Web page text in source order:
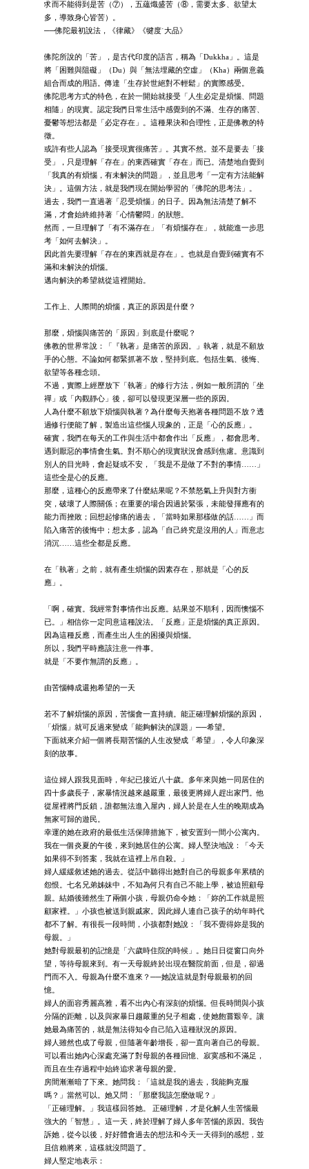
求而不能得到是苦（⑦），五蘊熾盛苦（⑧，需要太多、欲望太
多，導致身心皆苦）。
──佛陀最初說法，《律藏》《犍度˙大品》
佛陀所說的「苦」，是古代印度的語言，稱為「Dukkha」。這是
將「困難與阻礙」（Du）與「無法埋藏的空虛」（Kha）兩個意義
組合而成的用語。傳達「生存於世絕對不輕鬆」的實際感受。
佛陀思考方式的特色，在於一開始就接受「人生必定是煩惱、問題
相隨」的現實。認定我們日常生活中感覺到的不滿、生存的痛苦、
憂鬱等想法都是「必定存在」。這種果決和合理性，正是佛教的特
徵。
或許有些人認為「接受現實很痛苦」。其實不然。並不是要去「接
受」，只是理解「存在」的東西確實「存在」而已。清楚地自覺到
「我真的有煩惱，有未解決的問題」，並且思考「一定有方法能解
決」。這個方法，就是我們現在開始學習的「佛陀的思考法」。
過去，我們一直過著「忍受煩惱」的日子。因為無法清楚了解不
滿，才會始終維持著「心情鬱悶」的狀態。
然而，一旦理解了「有不滿存在」「有煩惱存在」，就能進一步思
考「如何去解決」。
因此首先要理解「存在的東西就是存在」。也就是自覺到確實有不
滿和未解決的煩惱。
邁向解決的希望就從這裡開始。
工作上、人際間的煩惱，真正的原因是什麼？
那麼，煩惱與痛苦的「原因」到底是什麼呢？
佛教的世界常說：「『執著』是痛苦的原因。」執著，就是不願放
手的心態。不論如何都緊抓著不放，堅持到底。包括生氣、後悔、
欲望等各種念頭。
不過，實際上經歷放下「執著」的修行方法，例如一般所謂的「坐
禪」或「內觀靜心」後，卻可以發現更深層一些的原因。
人為什麼不願放下煩惱與執著？為什麼每天抱著各種問題不放？透
過修行便能了解，製造出這些惱人現象的，正是「心的反應」。
確實，我們在每天的工作與生活中都會作出「反應」，都會思考。
遇到厭惡的事情會生氣。對不順心的現實狀況會感到焦慮。意識到
別人的目光時，會起疑或不安，「我是不是做了不對的事情……」
這些全是心的反應。
那麼，這種心的反應帶來了什麼結果呢？不禁怒氣上升與對方衝
突，破壞了人際關係；在重要的場合因過於緊張，未能發揮應有的
能力而挫敗；回想起慘痛的過去，「當時如果那樣做的話……」而
陷入痛苦的後悔中；想太多，認為「自己終究是沒用的人」而意志
消沉……這些全都是反應。
在「執著」之前，就有產生煩惱的因素存在，那就是「心的反
應」。
「啊，確實。我經常對事情作出反應。結果並不順利，因而懊惱不
已。」相信你一定同意這種說法。「反應」正是煩惱的真正原因。
因為這種反應，而產生出人生的困擾與煩惱。
所以，我們平時應該注意一件事。
就是「不要作無謂的反應」。
由苦惱轉成還抱希望的一天
若不了解煩惱的原因，苦惱會一直持續。能正確理解煩惱的原因，
「煩惱」就可反過來變成「能夠解決的課題」──希望。
下面就來介紹一個將長期苦惱的人生改變成「希望」，令人印象深
刻的故事。
這位婦人跟我見面時，年紀已接近八十歲。多年來與她一同居住的
四十多歲長子，家暴情況越來越嚴重，最後更將婦人趕出家門。他
從屋裡將門反鎖，誰都無法進入屋內，婦人於是在人生的晚期成為
無家可歸的遊民。
幸運的她在政府的最低生活保障措施下，被安置到一間小公寓內。
我在一個炎夏的午後，來到她居住的公寓。婦人堅決地說：「今天
如果得不到答案，我就在這裡上吊自殺。」
婦人緩緩敘述她的過去。從話中聽得出她對自己的母親多年累積的
怨恨。七名兄弟姊妹中，不知為何只有自己不能上學，被迫照顧母
親。結婚後雖然生了兩個小孩，母親仍命令她：「妳的工作就是照
顧家裡。」小孩也被送到親戚家。因此婦人連自己孩子的幼年時代
都不了解。有很長一段時間，小孩都對她說：「我不覺得妳是我的
母親。」
她對母親最初的記憶是「六歲時住院的時候」。她日日從窗口向外
望，等待母親來到。有一天母親終於出現在醫院前面，但是，卻過
門而不入。母親為什麼不進來？──她說這就是對母親最初的回
憶。
婦人的面容秀麗高雅，看不出內心有深刻的煩惱。但長時間與小孩
分隔的距離，以及與家暴日趨嚴重的兒子相處，使她飽嘗艱辛。讓
她最為痛苦的，就是無法得知令自己陷入這種狀況的原因。
婦人雖然也成了母親，但隨著年齡增長，卻一直向著自己的母親。
可以看出她內心深處充滿了對母親的各種回憶、寂寞感和不滿足，
而且在生存過程中始終追求著母親的愛。
房間漸漸暗了下來。她問我：「這就是我的過去，我能夠克服
嗎？」當然可以。她又問：「那麼我該怎麼做呢？」
「正確理解。」我這樣回答她。 正確理解，才是化解人生苦惱最
強大的「智慧」。這一天，終於理解了婦人多年苦惱的原因。我告
訴她，從今以後，好好體會過去的想法和今天一天得到的感想，並
且信賴將來，這樣就沒問題了。
婦人堅定地表示：